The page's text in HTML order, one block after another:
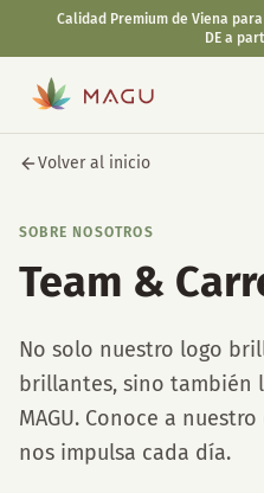
Volver al inicio
SOBRE NOSOTROS
Team &
No solo nuestro logo
brillantes, sino también
MAGU. Conoce a
nos impulsa cada día.
Calidad Premium de Viena
DE a